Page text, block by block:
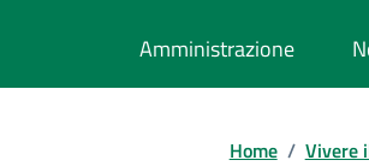
Amministrazione
Home / Vivere